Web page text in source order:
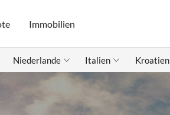
Immobilien
Niederlande Italien Kroatien